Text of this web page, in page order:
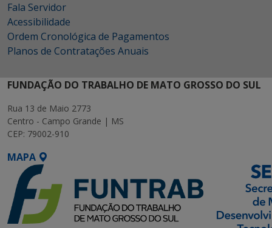
Fala Servidor
Acessibilidade
Ordem Cronológica de Pagamentos
Planos de Contratações Anuais
FUNDAÇÃO DO TRABALHO DE MATO GROSSO DO SUL
Rua 13 de Maio 2773
Centro - Campo Grande | MS
CEP: 79002-910
MAPA